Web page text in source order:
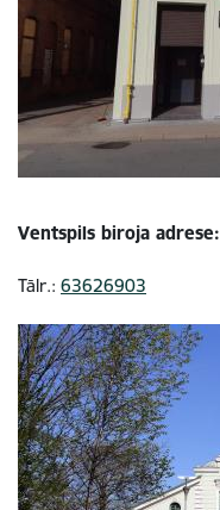
Ventspils biroja adrese:
Tālr.: 63626903